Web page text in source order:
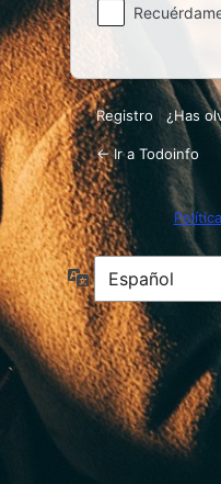
Registro ¿Has
← Ir a Todoinfo
Idioma